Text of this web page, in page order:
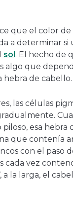
que el color de
a determinar si
sol. El hecho de
algo que
de cabello.
las células
esa hebra
que contenía
con el paso
cada vez
la larga, el